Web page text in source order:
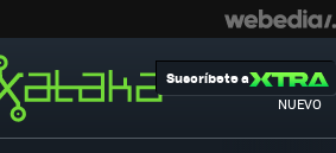
NUEVO
Suscríbete a